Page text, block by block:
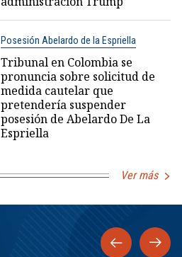
Posesión Abelardo de la Espriella
Tribunal en Colombia se
pronuncia sobre solicitud de
medida cautelar que
pretendería suspender
posesión de Abelardo De La
Espriella
Ver más